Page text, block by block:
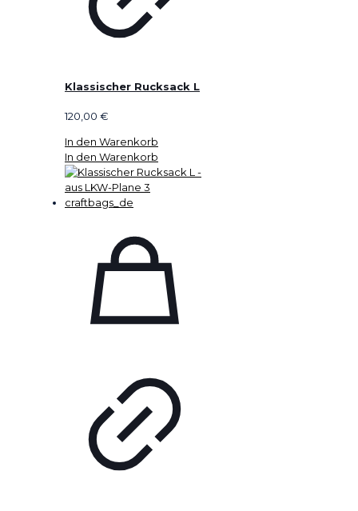
Klassischer Rucksack L
120,00 €
In den Warenkorb
In den Warenkorb